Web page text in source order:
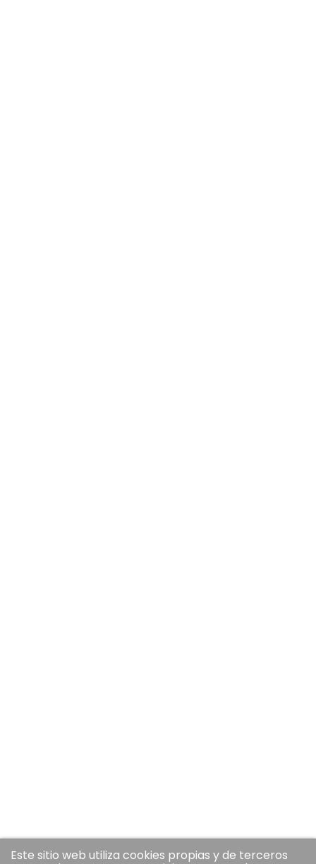
Este sitio web utiliza cookies propias y de terceros